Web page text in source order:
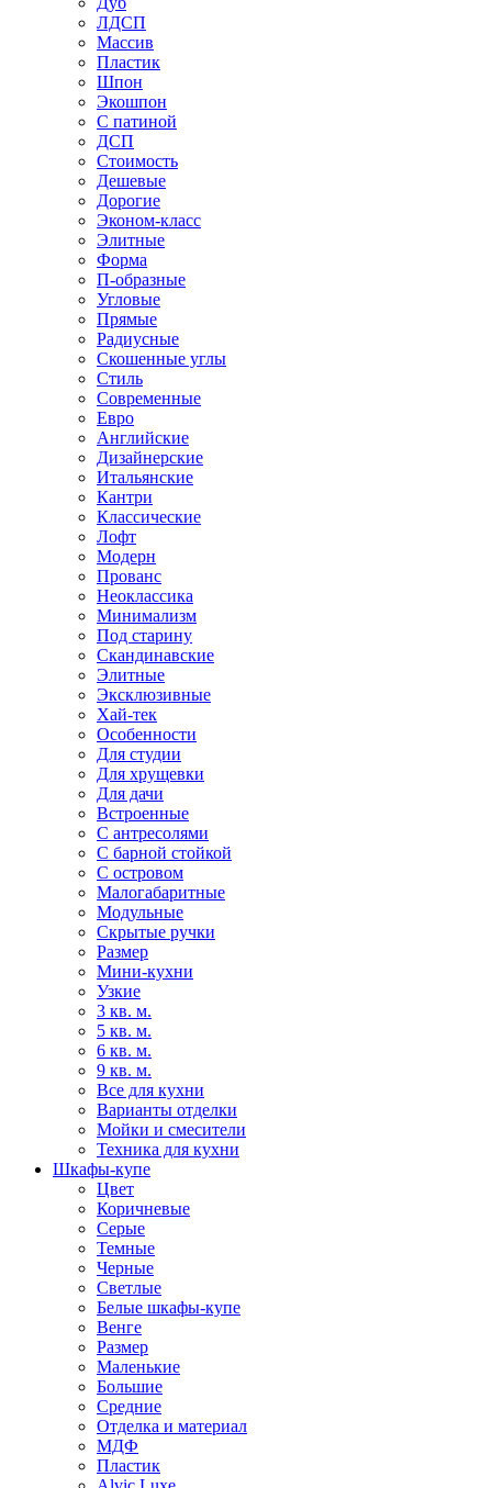
ЛДСП
Массив
Пластик
Шпон
Экошпон
С патиной
ДСП
Стоимость
Дешевые
Дорогие
Эконом-класс
Элитные
Форма
П-образные
Угловые
Прямые
Радиусные
Скошенные углы
Стиль
Современные
Евро
Английские
Дизайнерские
Итальянские
Кантри
Классические
Лофт
Модерн
Прованс
Неоклассика
Минимализм
Под старину
Скандинавские
Элитные
Эксклюзивные
Хай-тек
Особенности
Для студии
Для хрущевки
Для дачи
Встроенные
С антресолями
С барной стойкой
С островом
Малогабаритные
Модульные
Скрытые ручки
Размер
Мини-кухни
Узкие
3 кв. м.
5 кв. м.
6 кв. м.
9 кв. м.
Все для кухни
Варианты отделки
Мойки и смесители
Техника для кухни
Шкафы-купе
Цвет
Коричневые
Серые
Темные
Черные
Светлые
Белые шкафы-купе
Венге
Размер
Маленькие
Большие
Средние
Отделка и материал
МДФ
Пластик